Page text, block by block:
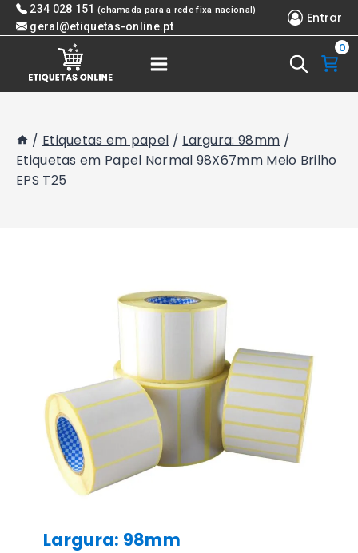
Skip 234 028 151 (chamada para a rede fixa nacional)
geral@etiquetas-online.pt
Entrar
0
/ Etiquetas em papel / Largura: 98mm /
Etiquetas em Papel Normal 98X67mm Meio Brilho
EPS T25
Largura: 98mm